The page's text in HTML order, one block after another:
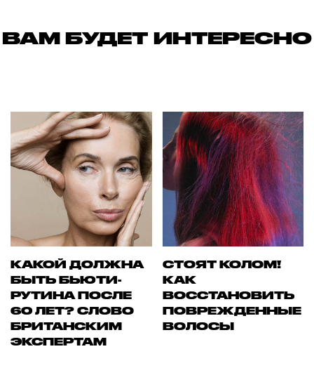
ВАМ БУДЕТ ИНТЕРЕСНО
КАКОЙ ДОЛЖНА
БЫТЬ БЬЮТИ-
РУТИНА ПОСЛЕ
60 ЛЕТ? СЛОВО
БРИТАНСКИМ
ЭКСПЕРТАМ
СТОЯТ КОЛОМ!
КАК
ВОССТАНОВИТЬ
ПОВРЕЖДЕННЫЕ
ВОЛОСЫ